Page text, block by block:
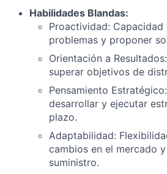
Habilidades Blandas:
Proactividad:
problemas y proponer
Orientación a
superar objetivos de
Pensamiento
desarrollar y ejecutar
plazo.
Adaptabilidad:
cambios en el mercado
suministro.